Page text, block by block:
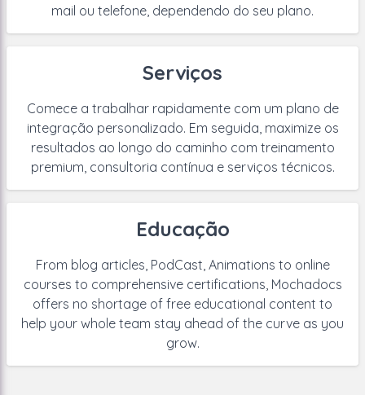
mail ou telefone, dependendo do seu plano.
Serviços
Comece a trabalhar rapidamente com um plano de
integração personalizado. Em seguida, maximize os
resultados ao longo do caminho com treinamento
premium, consultoria contínua e serviços técnicos.
Educação
From blog articles, PodCast, Animations to online
courses to comprehensive certifications, Mochadocs
offers no shortage of free educational content to
help your whole team stay ahead of the curve as you
grow.